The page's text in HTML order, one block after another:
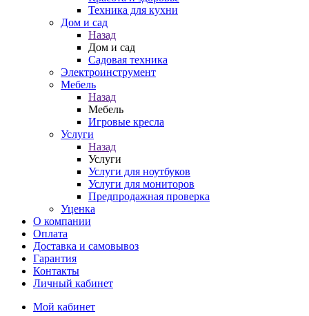
Техника для кухни
Дом и сад
Назад
Дом и сад
Садовая техника
Электроинструмент
Мебель
Назад
Мебель
Игровые кресла
Услуги
Назад
Услуги
Услуги для ноутбуков
Услуги для мониторов
Предпродажная проверка
Уценка
О компании
Оплата
Доставка и самовывоз
Гарантия
Контакты
Личный кабинет
Мой кабинет